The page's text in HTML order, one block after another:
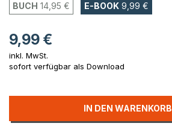
BUCH 14,95 € E-BOOK 9,99 €
9,99 €
inkl. MwSt.
sofort verfügbar als Download
IN DEN WARENKORB